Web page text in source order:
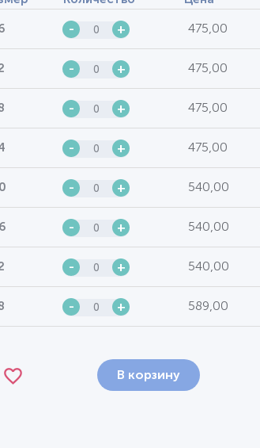
- + 475,00
- + 475,00
- + 475,00
- + 475,00
- + 540,00
- + 540,00
- + 540,00
- + 589,00
В корзину